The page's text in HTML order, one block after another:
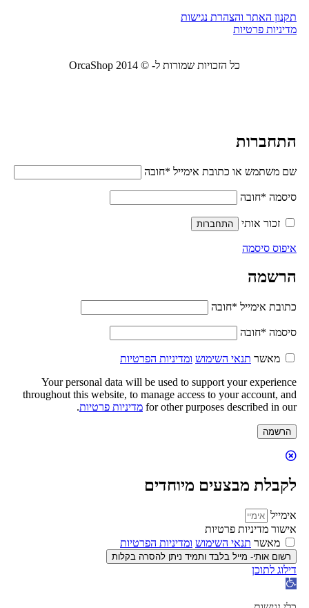
תקנון האתר והצהרת נגישות
מדיניות פרטיות
כל הזכויות שמורות ל- © 2014 OrcaShop
התחברות
שם משתמש או כתובת אימייל *חובה
סיסמה *חובה
זכור אותי התחברות
איפוס סיסמה
הרשמה
כתובת אימייל *חובה
סיסמה *חובה
מאשר תנאי השימוש ומדיניות הפרטיות
Your personal data will be used to support your experience
throughout this website, to manage access to your account, and
for other purposes described in our מדיניות פרטיות.
הרשמה
לקבלת מבצעים מיוחדים
אימייל
אישור מדיניות פרטיות
מאשר תנאי השימוש ומדיניות הפרטיות
רשום אותי- מייל בלבד ותמיד ניתן להסרה בקלות
דילוג לתוכן
פתח